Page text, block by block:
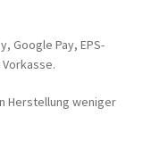
Google Pay, EPS-
Herstellung weniger